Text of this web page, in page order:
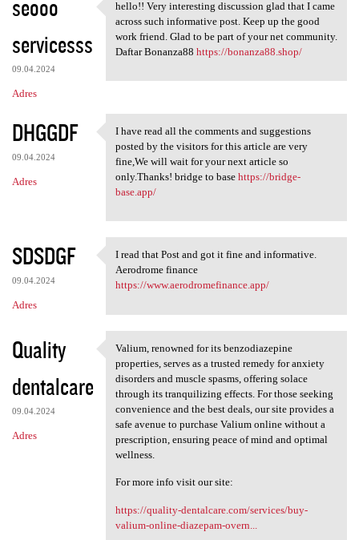
seooo
servicesss
09.04.2024
Adres
hello!! Very interesting
hello!! Very interesting discussion glad that I came
across such informative post. Keep up the good
work friend. Glad to be part of your net community.
Daftar Bonanza88 https://bonanza88.shop/
DHGGDF
09.04.2024
Adres
I have read all the comments
I have read all the comments and suggestions
posted by the visitors for this article are very
fine,We will wait for your next article so
only.Thanks! bridge to base https://bridge-
base.app/
SDSDGF
09.04.2024
Adres
I read that Post and got it
I read that Post and got it fine and informative.
Aerodrome finance
https://www.aerodromefinance.app/
Quality
dentalcare
09.04.2024
Adres
Valium, renowned for its
Valium, renowned for its benzodiazepine
properties, serves as a trusted remedy for anxiety
disorders and muscle spasms, offering solace
through its tranquilizing effects. For those seeking
convenience and the best deals, our site provides a
safe avenue to purchase Valium online without a
prescription, ensuring peace of mind and optimal
wellness.
For more info visit our site:
https://quality-dentalcare.com/services/buy-
valium-online-diazepam-overn...